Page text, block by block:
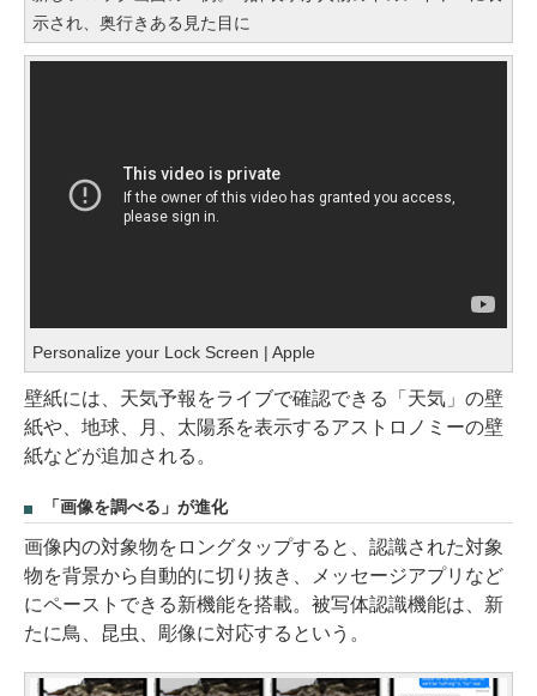
示され、奥行きある見た目に
Personalize your Lock Screen | Apple
壁紙には、天気予報をライブで確認できる「天気」の壁
紙や、地球、月、太陽系を表示するアストロノミーの壁
紙などが追加される。
「画像を調べる」が進化
画像内の対象物をロングタップすると、認識された対象
物を背景から自動的に切り抜き、メッセージアプリなど
にペーストできる新機能を搭載。被写体認識機能は、新
たに鳥、昆虫、彫像に対応するという。